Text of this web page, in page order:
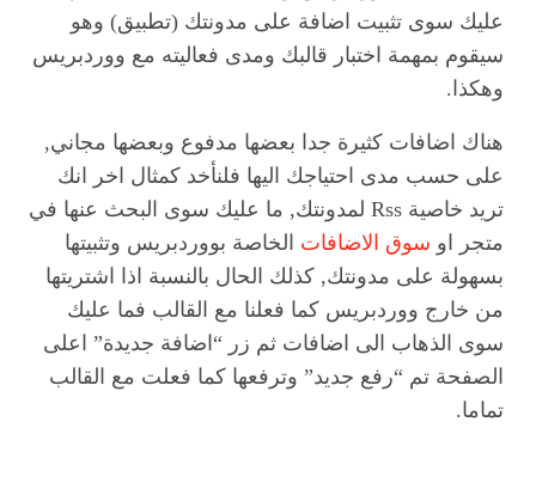
عليك سوى تثبيت اضافة على مدونتك (تطبيق) وهو
سيقوم بمهمة اختبار قالبك ومدى فعاليته مع ووردبريس
وهكذا.
هناك اضافات كثيرة جدا بعضها مدفوع وبعضها مجاني,
على حسب مدى احتياجك اليها فلنأخد كمثال اخر انك
تريد خاصية Rss لمدونتك, ما عليك سوى البحث عنها في
متجر او سوق الاضافات الخاصة بووردبريس وتثبيتها
بسهولة على مدونتك, كذلك الحال بالنسبة اذا اشتريتها
من خارج ووردبريس كما فعلنا مع القالب فما عليك
سوى الذهاب الى اضافات ثم زر “اضافة جديدة” اعلى
الصفحة تم “رفع جديد” وترفعها كما فعلت مع القالب
تماما.